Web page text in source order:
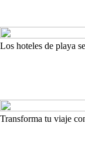
Los hoteles de playa
Transforma tu viaje